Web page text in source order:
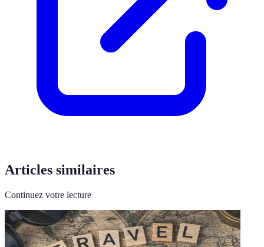
Articles similaires
Continuez votre lecture